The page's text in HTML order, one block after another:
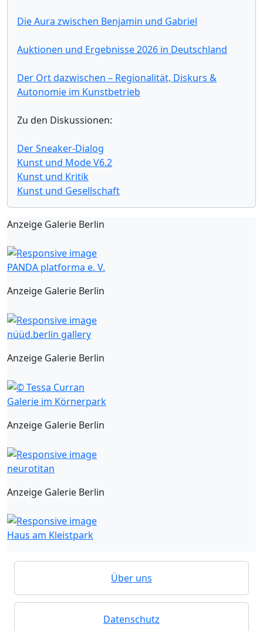
Die Aura zwischen Benjamin und Gabriel
Auktionen und Ergebnisse 2026 in Deutschland
Der Ort dazwischen – Regionalität, Diskurs &
Autonomie im Kunstbetrieb
Zu den Diskussionen:
Der Sneaker-Dialog
Kunst und Mode V6.2
Kunst und Kritik
Kunst und Gesellschaft
Anzeige Galerie Berlin
PANDA platforma e. V.
Anzeige Galerie Berlin
nüüd.berlin gallery
Anzeige Galerie Berlin
Galerie im Körnerpark
Anzeige Galerie Berlin
neurotitan
Anzeige Galerie Berlin
Haus am Kleistpark
Über uns
Datenschutz